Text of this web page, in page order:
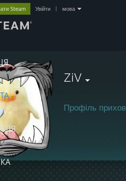
Steam Увійти мова
ZiV
Профіль